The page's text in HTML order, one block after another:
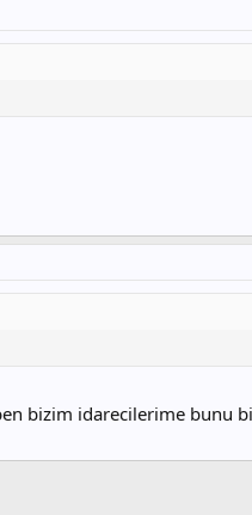
bizim idarecilerime